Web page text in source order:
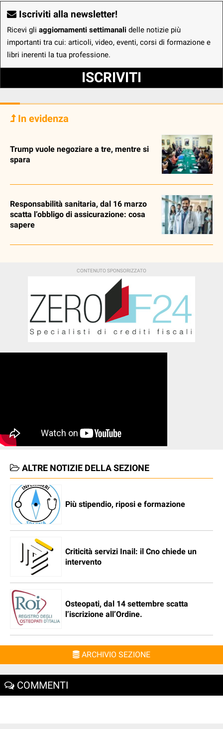
Iscriviti alla newsletter!
Ricevi gli aggiornamenti settimanali delle notizie più
importanti tra cui: articoli, video, eventi, corsi di formazione e
libri inerenti la tua professione.
ISCRIVITI
In evidenza
Trump vuole negoziare a tre, mentre si
spara
Responsabilità sanitaria, dal 16 marzo
scatta l’obbligo di assicurazione: cosa
sapere
ALTRE NOTIZIE DELLA SEZIONE
Più stipendio, riposi e formazione
Criticità servizi Inail: il Cno chiede un
intervento
Osteopati, dal 14 settembre scatta
l’iscrizione all’Ordine.
ARCHIVIO SEZIONE
COMMENTI